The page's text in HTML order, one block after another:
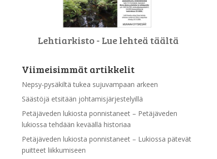
Lehtiarkisto - Lue lehteä täältä
Viimeisimmät artikkelit
Nepsy-pysäkiltä tukea sujuvampaan arkeen
Säästöjä etsitään johtamisjärjestelyillä
Petäjäveden lukiosta ponnistaneet – Petäjäveden
lukiossa tehdään keväällä historiaa
Petäjäveden lukiosta ponnistaneet – Lukiossa pätevät
puitteet liikkumiseen